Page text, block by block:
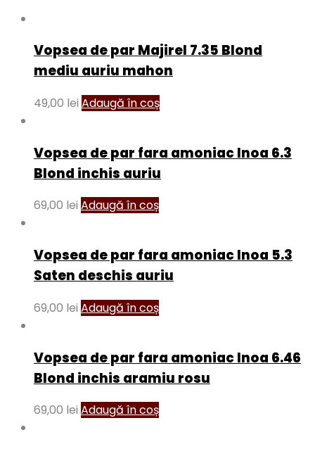
Vopsea de par Majirel 7.35 Blond
mediu auriu mahon
49,00 lei Adaugă în coș
Vopsea de par fara amoniac Inoa 6.3
Blond inchis auriu
69,00 lei Adaugă în coș
Vopsea de par fara amoniac Inoa 5.3
Saten deschis auriu
69,00 lei Adaugă în coș
Vopsea de par fara amoniac Inoa 6.46
Blond inchis aramiu rosu
69,00 lei Adaugă în coș